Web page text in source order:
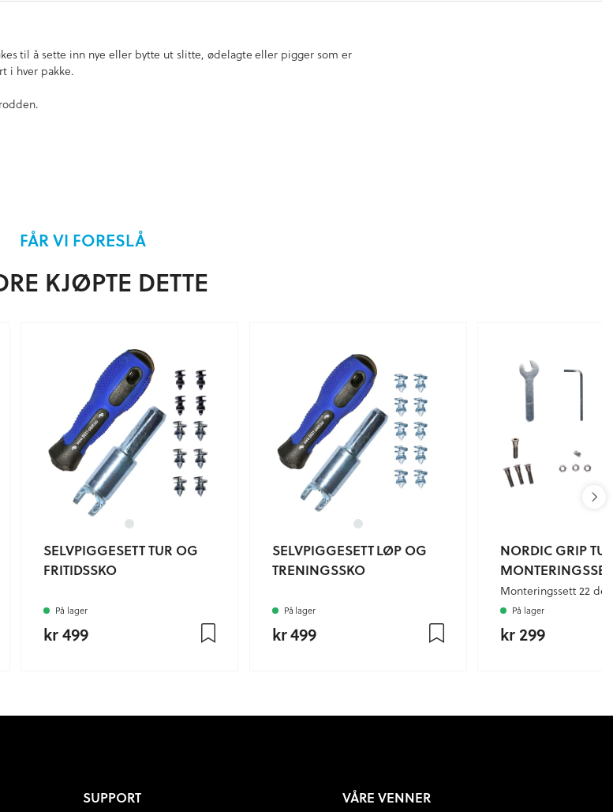
til å sette inn nye eller bytte ut slitte, ødelagte eller pigger som er
i hver pakke.
FÅR VI FORESLÅ
KJØPTE DETTE
SELVPIGGESETT TUR OG
FRITIDSSKO
På lager
kr 499
SELVPIGGESETT LØP OG
TRENINGSSKO
På lager
kr 499
NORDIC GRIP
Monteringssett 22
På lager
kr 299
SUPPORT VÅRE VENNER